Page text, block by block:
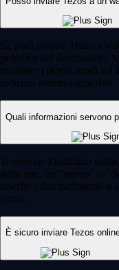
Sì, puoi inviare Tezos a
pubblico del destinatario.
trasferire i propri fondi sul
indirizzi esterni supportati.
Quali informazioni servono
Ti servono l'indirizzo
della rete, un "memo" o
inserire i dati facilmente o
errori.
È sicuro inviare Tezos